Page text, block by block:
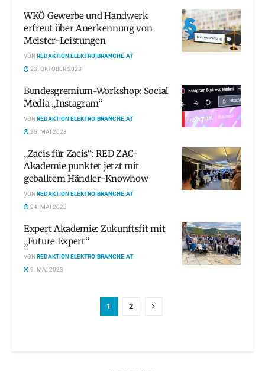
WKÖ Gewerbe und Handwerk
erfreut über Anerkennung von
Meister-Leistungen
VONREDAKTION ELEKTRO|BRANCHE.AT
23. OKTOBER 2023
Bundesgremium-Workshop: Social
Media „Instagram“
VONREDAKTION ELEKTRO|BRANCHE.AT
25. MAI 2023
„Zacis für Zacis“: RED ZAC-
Akademie punktet jetzt mit
geballtem Händler-Knowhow
VONREDAKTION ELEKTRO|BRANCHE.AT
24. MAI 2023
Expert Akademie: Zukunftsfit mit
„Future Expert“
VONREDAKTION ELEKTRO|BRANCHE.AT
9. MAI 2023
1 2